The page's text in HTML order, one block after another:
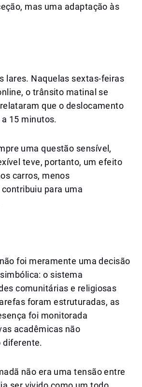
mas uma adaptação às
lares. Naquelas sextas-feiras
o trânsito matinal se
que o deslocamento
15 minutos.
uma questão sensível,
teve, portanto, um efeito
carros, menos
para uma
foi meramente uma decisão
o sistema
comunitárias e religiosas
foram estruturadas, as
foi monitorada
acadêmicas não
diferente.
não era uma tensão entre